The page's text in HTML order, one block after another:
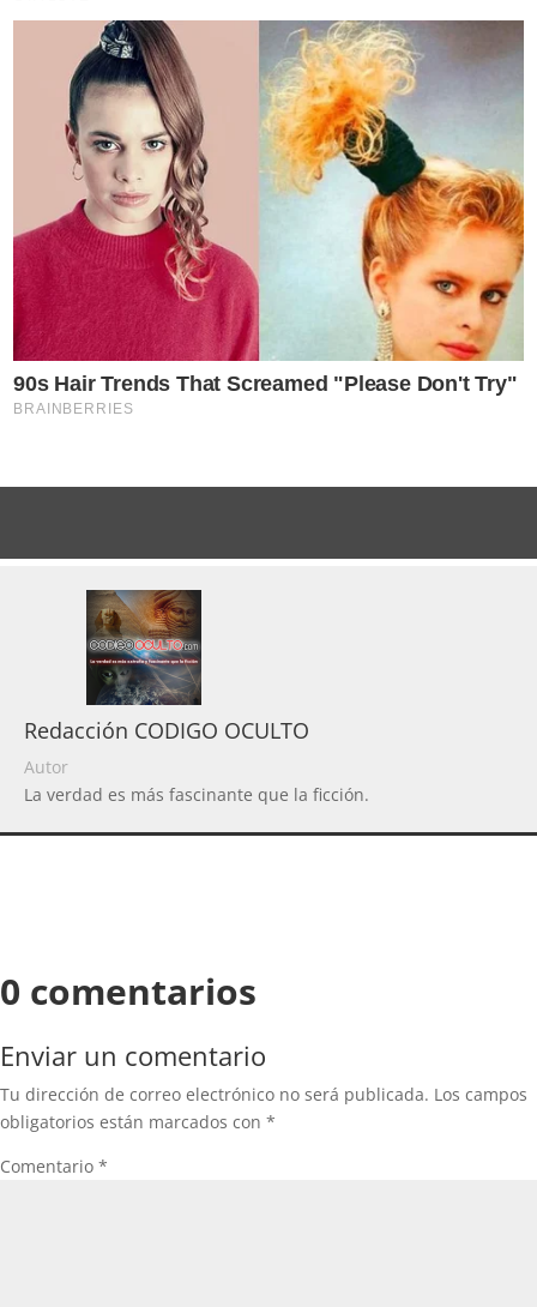
Redacción CODIGO OCULTO
Autor
La verdad es más fascinante que la ficción.
0 comentarios
Enviar un comentario
Tu dirección de correo electrónico no será publicada. Los campos
obligatorios están marcados con *
Comentario *